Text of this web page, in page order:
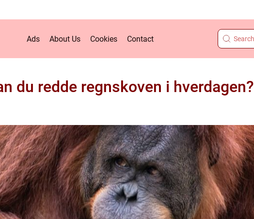
Ads About Us Cookies Contact
du redde regnskoven i hverdagen?